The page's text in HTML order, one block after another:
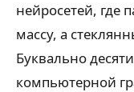
нейросетей, где
массу, а
Буквально
компьютерной